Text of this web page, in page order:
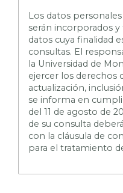
Los datos
serán incorporados
datos cuya finalidad
consultas. El
la Universidad de
ejercer los derechos
actualización,
se informa en
del 11 de agosto de
de su consulta
con la cláusula de
para el tratamiento